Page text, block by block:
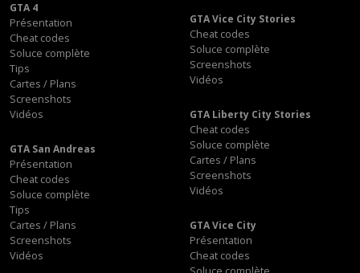
GTA 4
Présentation
Cheat codes
Soluce complète
Tips
Cartes / Plans
Screenshots
Vidéos
GTA Vice City Stories
Cheat codes
Soluce complète
Screenshots
Vidéos
GTA Liberty City Stories
Cheat codes
Soluce complète
Cartes / Plans
Screenshots
Vidéos
GTA San Andreas
Présentation
Cheat codes
Soluce complète
Tips
Cartes / Plans
Screenshots
Vidéos
GTA Vice City
Présentation
Cheat codes